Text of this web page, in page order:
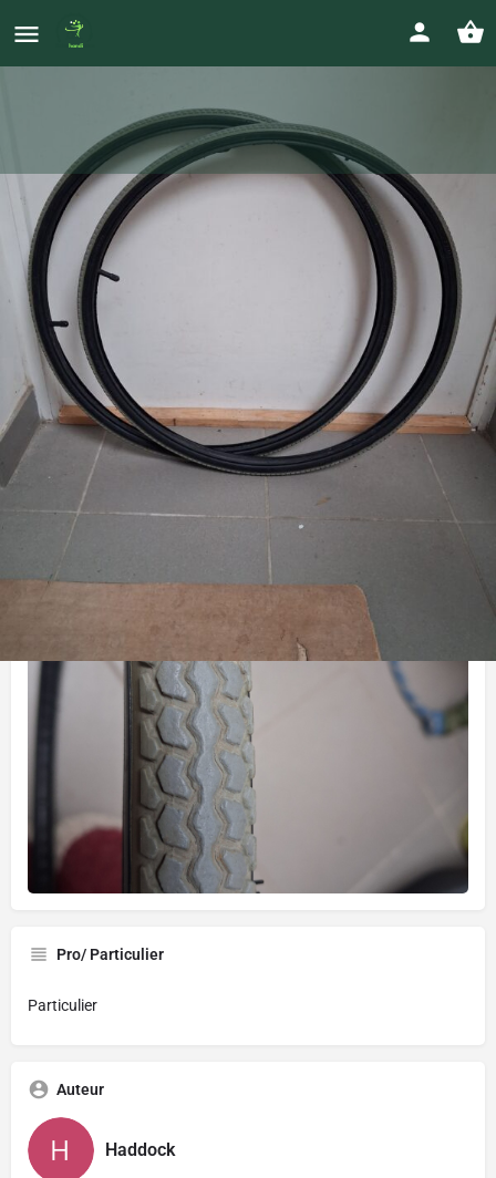
pneus fauteuil manuel
Prix
15 €
ericdjeddileger@gmail.com
Votre annonce
Appeler Envoyer un message Envoyer un
Gallerie
Pro/ Particulier
Particulier
Auteur
Haddock